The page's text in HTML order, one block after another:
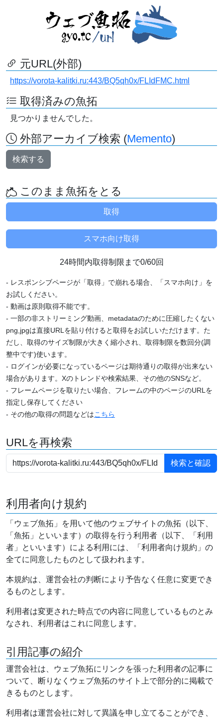
元URL(外部)
https://vorota-kalitki.ru:443/BQ5qh0x/FLIdFMC.html
取得済みの魚拓
見つかりませんでした。
外部アーカイブ検索 (Memento)
検索する
このまま魚拓をとる
24時間内取得制限まで0/60回
- レスポンシブページが「取得」で崩れる場合、「スマホ向け」を
お試しください。
- 動画は原則取得不能です。
- 一部の非ストリーミング動画、metadataのために圧縮したくない
png,jpgは直接URLを貼り付けると取得をお試しいただけます。た
だし、取得のサイズ制限が大きく縮小され、取得制限を数回分(調
整中です)使います。
- ログインが必要になっているページは期待通りの取得が出来ない
場合があります。Xのトレンドや検索結果、その他のSNSなど。
- フレームページを取りたい場合、フレームの中のページのURLを
指定し保存してください
- その他の取得の問題などはこちら
URLを再検索
利用者向け規約
「ウェブ魚拓」を用いて他のウェブサイトの魚拓（以下、
「魚拓」といいます）の取得を行う利用者（以下、「利用
者」といいます）による利用には、「利用者向け規約」の
全てに同意したものとして扱われます。
本規約は、運営会社の判断により予告なく任意に変更でき
るものとします。
利用者は変更された時点での内容に同意しているものとみ
なされ、利用者はこれに同意します。
引用記事の紹介
運営会社は、ウェブ魚拓にリンクを張った利用者の記事に
ついて、断りなくウェブ魚拓のサイト上で部分的に掲載で
きるものとします。
利用者は運営会社に対して異議を申し立てることができ、